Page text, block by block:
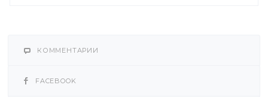
КОММЕНТАРИИ
FACEBOOK